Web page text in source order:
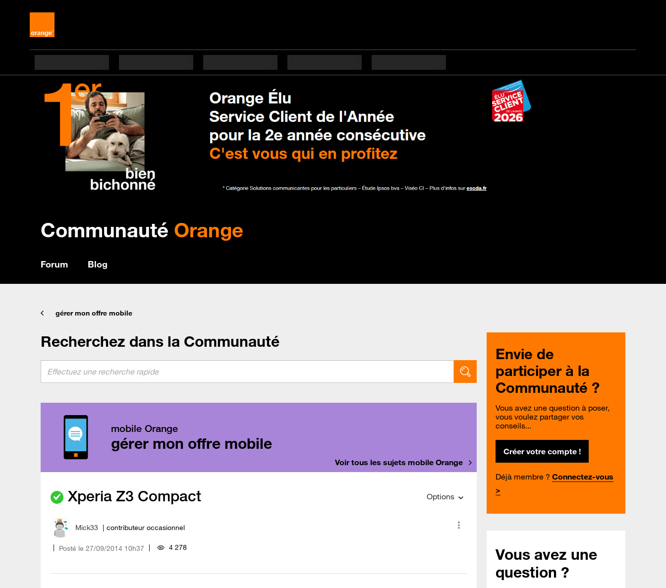
Communauté Orange
Forum Blog
gérer mon offre mobile
Recherchez dans la Communauté
mobile Orange
gérer mon offre mobile
Voir tous les sujets mobile Orange
Xperia Z3 Compact Options
Mick33 contributeur occasionnel
Posté le ‎27/09/2014 10h37 4 278
Envie de
participer à la
Communauté ?
Vous avez une question à poser,
vous voulez partager vos
conseils...
Créer votre compte !
Déjà membre ? Connectez-vous
>
Vous avez une
question ?